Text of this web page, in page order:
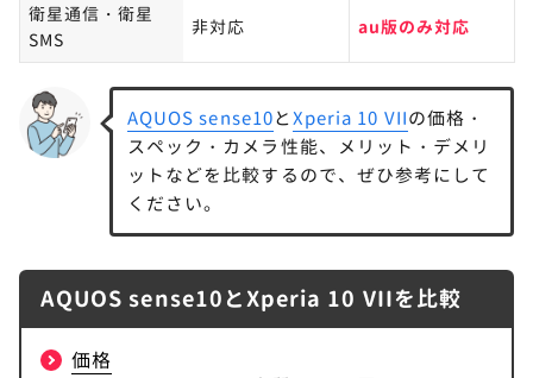
衛星通信・衛星
SMS
非対応 au版のみ対応
AQUOS sense10とXperia 10 VIIの価格・
スペック・カメラ性能、メリット・デメリ
ットなどを比較するので、ぜひ参考にして
ください。
AQUOS sense10とXperia 10 VIIを比較
価格